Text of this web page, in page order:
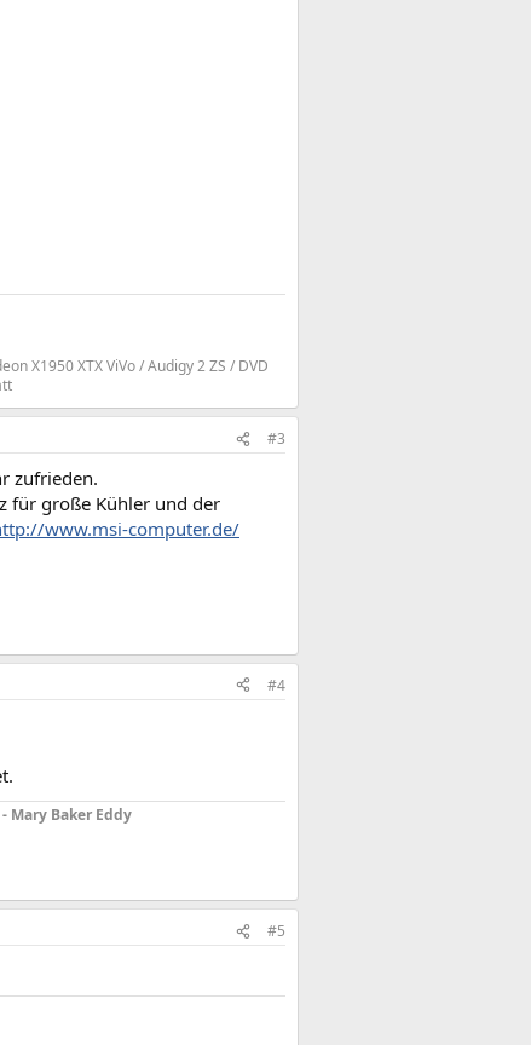
X1950 XTX ViVo / Audigy 2 ZS / DVD
#3
zufrieden.
für große Kühler und der
www.msi-computer.de/
#4
- Mary Baker Eddy
#5